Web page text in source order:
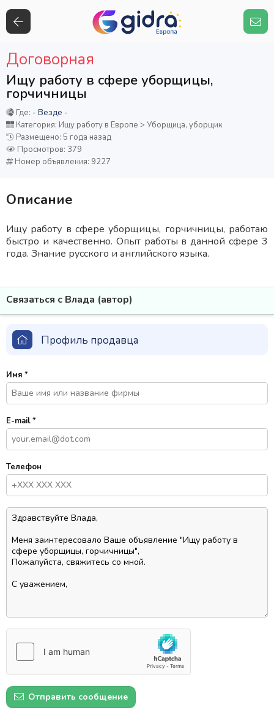
Ищу работу в сфере уборщицы,
горчичницы
Договорная
Где: - Везде -
Категория: Ищу работу в Европе > Уборщица, уборщик
Размещено: 5 года назад
Просмотров: 379
Номер объявления: 9227
Описание
Ищу работу в сфере уборщицы, горчичницы, работаю
быстро и качественно. Опыт работы в данной сфере 3
года. Знание русского и английского языка.
Связаться с Влада (автор)
Профиль продавца
Имя *
E-mail*
Телефон
Отправить сообщение